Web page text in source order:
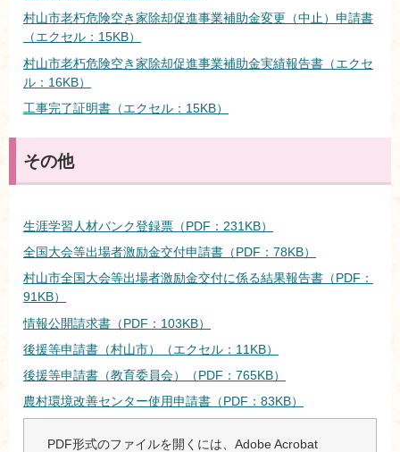
村山市老朽危険空き家除却促進事業補助金変更（中止）申請書
（エクセル：15KB）
村山市老朽危険空き家除却促進事業補助金実績報告書（エクセ
ル：16KB）
工事完了証明書（エクセル：15KB）
その他
生涯学習人材バンク登録票（PDF：231KB）
全国大会等出場者激励金交付申請書（PDF：78KB）
村山市全国大会等出場者激励金交付に係る結果報告書（PDF：
91KB）
情報公開請求書（PDF：103KB）
後援等申請書（村山市）（エクセル：11KB）
後援等申請書（教育委員会）（PDF：765KB）
農村環境改善センター使用申請書（PDF：83KB）
PDF形式のファイルを開くには、Adobe Acrobat